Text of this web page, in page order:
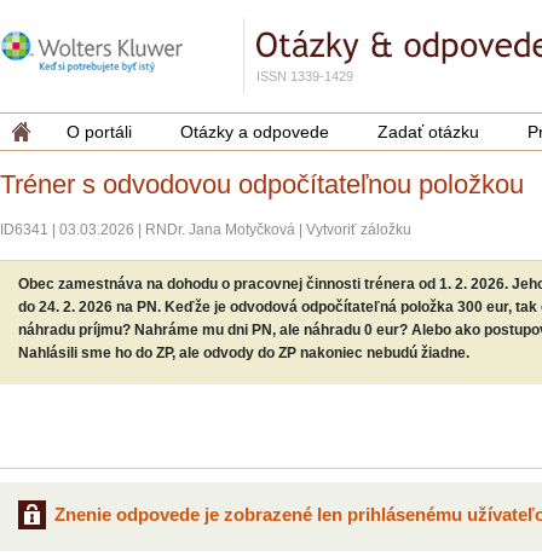
ISSN 1339-1429
O portáli Otázky a odpovede Zadať otázku
Tréner s odvodovou odpočítateľnou položkou
ID6341 03.03.2026 RNDr. Jana Motyčková Vytvoriť záložku
Obec zamestnáva na dohodu o pracovnej činnosti trénera od 1. 2. 2026.
do 24. 2. 2026 na PN. Keďže je odvodová odpočítateľná položka 300 eur,
náhradu príjmu? Nahráme mu dni PN, ale náhradu 0 eur? Alebo ako
Nahlásili sme ho do ZP, ale odvody do ZP nakoniec nebudú žiadne.
Znenie odpovede je zobrazené len prihlásenému